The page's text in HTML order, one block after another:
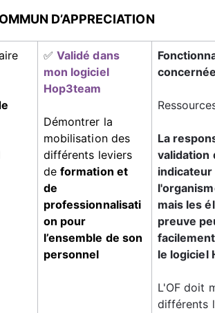
D’APPRECIATION
✅ Validé dans
mon logiciel
Hop3team
Démontrer la
mobilisation des
différents leviers
de formation et
de
professionnalisati
on pour
l’ensemble de son
personnel
La
validation
mais les
preuve
le logiciel
L'OF doit
différents